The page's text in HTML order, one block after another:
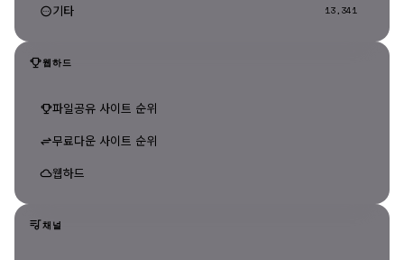
기타 13,341
웹하드
파일공유 사이트 순위
무료다운 사이트 순위
웹하드
채널